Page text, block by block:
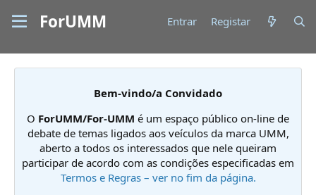
ForUMM Entrar Registar
Bem-vindo/a Convidado
O ForUMM/For-UMM é um espaço público on-line de
debate de temas ligados aos veículos da marca UMM,
aberto a todos os interessados que nele queiram
participar de acordo com as condições especificadas em
Termos e Regras – ver no fim da página.